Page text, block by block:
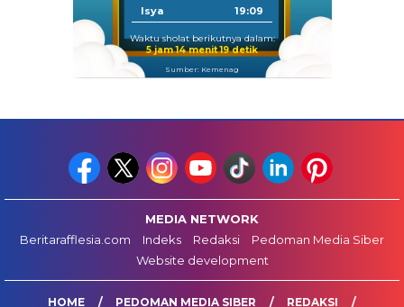
Isya 19:09
Waktu sholat berikutnya dalam:
5 jam 14 menit 18 detik
Sumber: Kemenag
MEDIA NETWORK
Beritarafflesia.com
Indeks Redaksi
Pedoman Media Siber
Website development
HOME PEDOMAN MEDIA SIBER
REDAKSI